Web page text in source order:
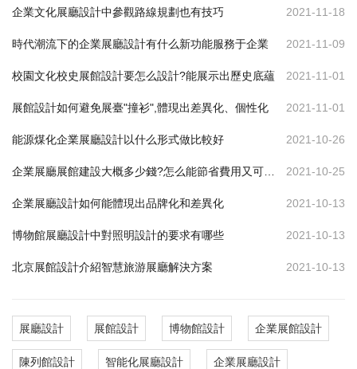
企業文化展廳設計中參觀路線規劃也有技巧 2021-11-18
時代潮流下的企業展廳設計有什么新功能服務于企業 2021-11-09
校園文化校史展館設計要怎么設計?能展示出歷史底蘊 2021-11-01
展館設計如何避免展臺"撞衫",體現出差異化、個性化 2021-11-01
能源煤化企業展廳設計以什么形式做比較好 2021-10-26
2021-10-25
企業展廳設計如何能體現出品牌化和差異化 2021-10-13
博物館展廳設計中對照明設計的要求有哪些 2021-10-13
北京展館設計介紹智慧旅游展廳解決方案 2021-10-13
展廳設計 展館設計 博物館設計 企業展館設計
陳列館設計 智能化展廳設計 企業展廳設計